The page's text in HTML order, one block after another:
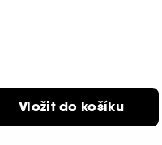
Vložit do košíku